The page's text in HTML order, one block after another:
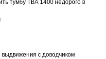
тумбу ТВА 1400 недорого в
с доводчиком